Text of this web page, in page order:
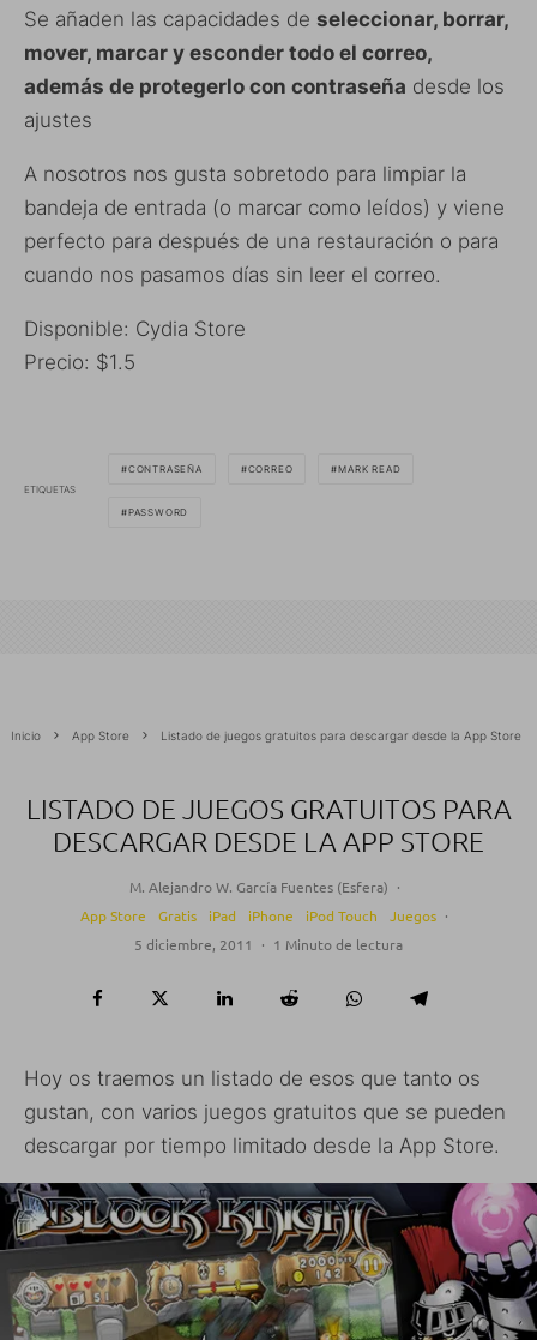
Se añaden las capacidades de seleccionar, borrar,
mover, marcar y esconder todo el correo,
además de protegerlo con contraseña desde los
ajustes
A nosotros nos gusta sobretodo para limpiar la
bandeja de entrada (o marcar como leídos) y viene
perfecto para después de una restauración o para
cuando nos pasamos días sin leer el correo.
Disponible: Cydia Store
Precio: $1.5
ETIQUETAS
CONTRASEÑA CORREO MARK READ
PASSWORD
Inicio App Store Listado de juegos gratuitos para descargar desde la App Store
LISTADO DE JUEGOS GRATUITOS PARA
DESCARGAR DESDE LA APP STORE
M. Alejandro W. García Fuentes (Esfera) ·
App Store
Gratis iPad iPhone iPod Touch Juegos ·
5 diciembre, 2011
· 1 Minuto de lectura
Hoy os traemos un listado de esos que tanto os
gustan, con varios juegos gratuitos que se pueden
descargar por tiempo limitado desde la App Store.